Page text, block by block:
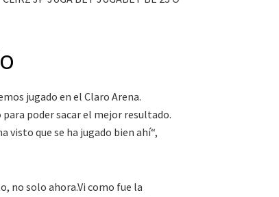
jugado en el Claro Arena.
poder sacar el mejor resultado.
visto que se ha jugado bien ahí“,
no solo ahora.Vi como fue la